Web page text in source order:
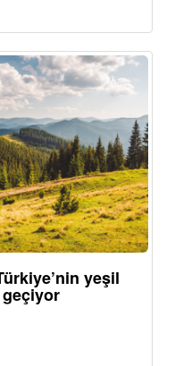
yeşil
geçiyor